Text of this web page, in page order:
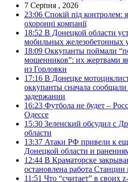
7 Серпня , 2026
23:06 Спокій під контролем:
охоронні компанії
18:52 В Донецкой области
мобильных железобетонных
18:09 Оккупанты поймали
мошенников”: их жертвами
из Горловки
17:16 В Донецке
оккупанты сначала
задержании
16:23 Футбола не будет –
Одессе
15:30 Зеленский обсудил с
области
13:37 Атаки РФ привели к
Донецкой области и
12:44 В Краматорске
остановлена работа
11:51 Что “считает” в своих